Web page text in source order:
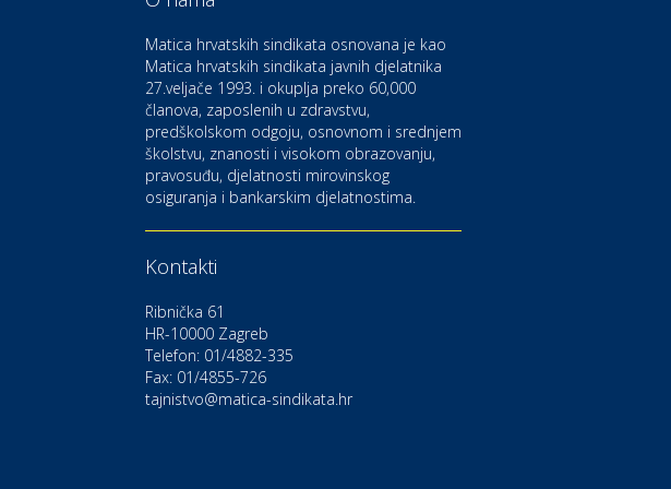
Kultura i edukacija
Kazalište Kerempuh
Kultura i edukacija
Kazalište ZKM
Auto-moto i tehnika
Zdravlje i osiguranje
UNIQA osiguranje
Matica hrvatskih sindikata osnovana je kao
Matica hrvatskih sindikata javnih djelatnika
27.veljače 1993. i okuplja preko 60,000
članova, zaposlenih u zdravstvu,
predškolskom odgoju, osnovnom i srednjem
školstvu, znanosti i visokom obrazovanju,
pravosuđu, djelatnosti mirovinskog
osiguranja i bankarskim djelatnostima.
Kontakti
Ribnička 61
HR-10000 Zagreb
Telefon: 01/4882-335
Fax: 01/4855-726
tajnistvo@matica-sindikata.hr